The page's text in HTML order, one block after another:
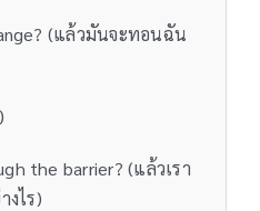
(แล้วมันจะทอนฉัน
the barrier? (แล้วเรา
งไร)